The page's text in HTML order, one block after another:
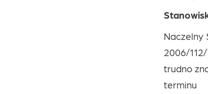
Naczelny
2006/
trudno
terminu